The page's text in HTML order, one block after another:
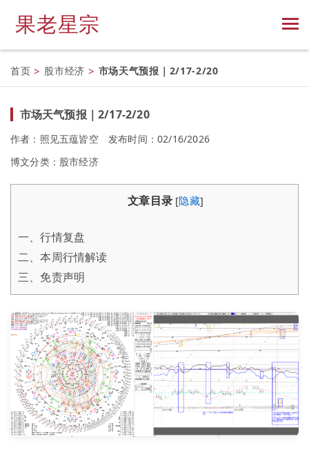
果老星宗
首页 > 股市经济 > 市场天气预报｜2/17-2/20
市场天气预报｜2/17-2/20
作者：照见五蕴皆空
发布时间：02/16/2026
博文分类： 股市经济
文章目录 [隐藏]
一、行情复盘
二、本周行情解读
三、免责声明